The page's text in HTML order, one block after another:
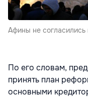
Афины не
По его словам,
принять план
основными